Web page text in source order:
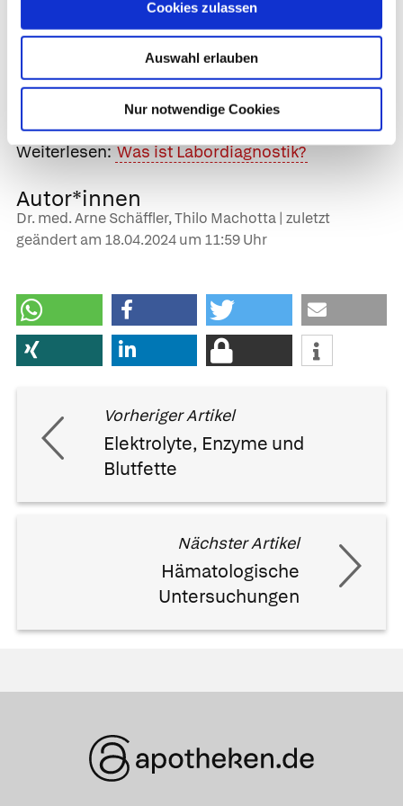
Cookies zulassen
Auswahl erlauben
Nur notwendige Cookies
Vollheparinisierung.
Blutplättchenzahl(Thrombozytenzahl): Die
Zahl der Blutplättchen ist ebenfalls ein
Indikator für die regelgerechte
Funktionsfähigkeit des Gerinnungssystems.
Weiterlesen: Was ist Labordiagnostik?
Autor*innen
Dr. med. Arne Schäffler, Thilo Machotta | zuletzt
geändert am 18.04.2024um 11:59 Uhr
Vorheriger Artikel
Elektrolyte, Enzyme und
Blutfette
Nächster Artikel
Hämatologische
Untersuchungen